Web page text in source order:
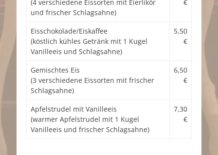
(4 verschiedene Eissorten mit Eierlikör
und frischer Schlagsahne)
€
Eisschokolade/Eiskaffee
(köstlich kühles Getränk mit 1 Kugel
Vanilleeis und Schlagsahne)
5,50
€
Gemischtes Eis
(3 verschiedene Eissorten mit frischer
Schlagsahne)
6,50
€
Apfelstrudel mit Vanilleeis
(warmer Apfelstrudel mit 1 Kugel
Vanilleeis und frischer Schlagsahne)
7,30
€